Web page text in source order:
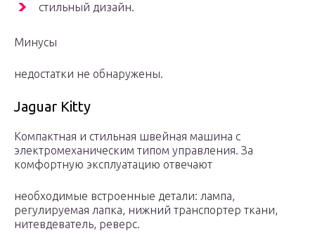
стильный дизайн.
Минусы
недостатки не обнаружены.
Jaguar Kitty
Компактная и стильная швейная машина с
электромеханическим типом управления. За
комфортную эксплуатацию отвечают
необходимые встроенные детали: лампа,
регулируемая лапка, нижний транспортер ткани,
нитевдеватель, реверс.